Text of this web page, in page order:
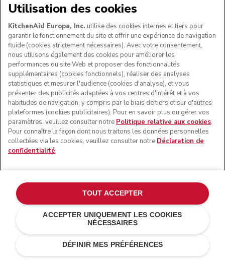
€ 119,00
Économies de coûts€ 35,70
Utilisation des cookies
KitchenAid Europa, Inc. utilise des cookies internes et tiers pour
garantir le fonctionnement du site et offrir une expérience de navigation
fluide (cookies strictement nécessaires). Avec votre consentement,
nous utilisons également des cookies pour améliorer les
performances du site Web et proposer des fonctionnalités
supplémentaires (cookies fonctionnels), réaliser des analyses
statistiques et mesurer l'audience (cookies d'analyse), et vous
présenter des publicités adaptées à vos centres d'intérêt et à vos
habitudes de navigation, y compris par le biais de tiers et sur d'autres
plateformes (cookies publicitaires). Pour en savoir plus ou gérer vos
paramètres, veuillez consulter notre Politique relative aux cookies.
Pour connaître la façon dont nous traitons les données personnelles
collectées via les cookies, veuillez consulter notre Déclaration de
confidentialité.
DÉFINIR MES PRÉFÉRENCES
ACCEPTER UNIQUEMENT LES COOKIES
NÉCESSAIRES
TOUT ACCEPTER